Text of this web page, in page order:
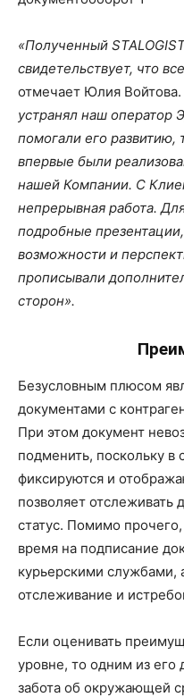
«Полученный
свидетельствует, что
отмечает Юлия Войтова.
устранял наш оператор
помогали его развитию,
впервые были
нашей Компании. С
непрерывная работа.
подробные
возможности и
прописывали
сторон».
Безусловным плюсом
документами с
При этом документ
подменить, поскольку в
фиксируются и
позволяет отслеживать
статус. Помимо
время на подписание
курьерскими
отслеживание и
Если оценивать
уровне, то одним из его
забота об окружающей